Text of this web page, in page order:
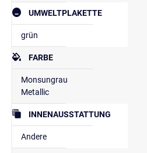
UMWELTPLAKETTE
grün
FARBE
Monsungrau
Metallic
INNENAUSSTATTUNG
Andere